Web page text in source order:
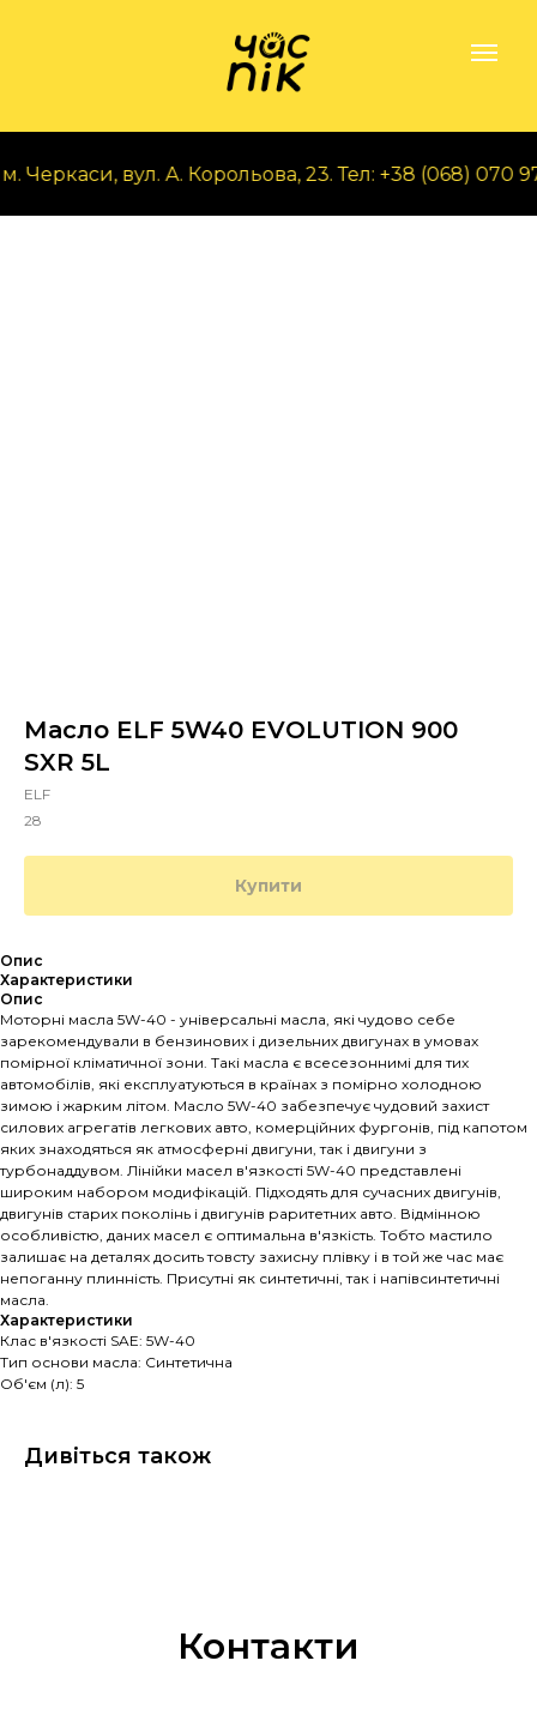
вул. А. Корольова, 23. Тел: +38 (068) 070 97
Масло ELF 5W40 EVOLUTION 900
SXR 5L
ELF
28
Купити
Опис
Характеристики
Опис
Моторні масла 5W-40 - універсальні масла, які чудово себе
зарекомендували в бензинових і дизельних двигунах в умовах
помірної кліматичної зони. Такі масла є всесезоннимі для тих
автомобілів, які експлуатуються в країнах з помірно холодною
зимою і жарким літом. Масло 5W-40 забезпечує чудовий захист
силових агрегатів легкових авто, комерційних фургонів, під капотом
яких знаходяться як атмосферні двигуни, так і двигуни з
турбонаддувом. Лінійки масел в'язкості 5W-40 представлені
широким набором модифікацій. Підходять для сучасних двигунів,
двигунів старих поколінь і двигунів раритетних авто. Відмінною
особливістю, даних масел є оптимальна в'язкість. Тобто мастило
залишає на деталях досить товсту захисну плівку і в той же час має
непоганну плинність. Присутні як синтетичні, так і напівсинтетичні
масла.
Характеристики
Клас в'язкості SAE: 5W-40
Тип основи масла: Синтетична
Об'єм (л): 5
Дивіться також
Контакти